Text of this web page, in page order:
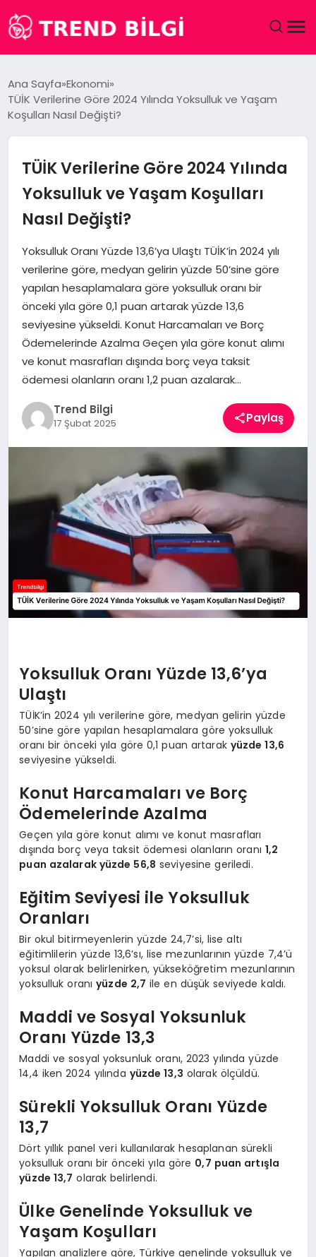
DÜNYA
MAGAZIN
SAĞLIK
SPOR
TEKNOLOJI
YAŞAM
Ana Sayfa Ekonomi
TÜİK Verilerine Göre 2024 Yılında Yoksulluk ve Yaşam
Koşulları Nasıl Değişti?
TÜİK Verilerine Göre 2024 Yılında
Yoksulluk ve Yaşam Koşulları
Nasıl Değişti?
Yoksulluk Oranı Yüzde 13,6’ya Ulaştı TÜİK’in 2024 yılı
verilerine göre, medyan gelirin yüzde 50’sine göre
yapılan hesaplamalara göre yoksulluk oranı bir
önceki yıla göre 0,1 puan artarak yüzde 13,6
seviyesine yükseldi. Konut Harcamaları ve Borç
Ödemelerinde Azalma Geçen yıla göre konut alımı
ve konut masrafları dışında borç veya taksit
ödemesi olanların oranı 1,2 puan azalarak…
Trend Bilgi
17 Şubat 2025 Paylaş
Yoksulluk Oranı Yüzde 13,6’ya
Ulaştı
TÜİK’in 2024 yılı verilerine göre, medyan gelirin yüzde
50’sine göre yapılan hesaplamalara göre yoksulluk
oranı bir önceki yıla göre 0,1 puan artarak yüzde 13,6
seviyesine yükseldi.
Konut Harcamaları ve Borç
Ödemelerinde Azalma
Geçen yıla göre konut alımı ve konut masrafları
dışında borç veya taksit ödemesi olanların oranı 1,2
puan azalarak yüzde 56,8 seviyesine geriledi.
Eğitim Seviyesi ile Yoksulluk
Oranları
Bir okul bitirmeyenlerin yüzde 24,7’si, lise altı
eğitimlilerin yüzde 13,6’sı, lise mezunlarının yüzde 7,4’ü
yoksul olarak belirlenirken, yükseköğretim mezunlarının
yoksulluk oranıyüzde 2,7 ile en düşük seviyede kaldı.
Maddi ve Sosyal Yoksunluk
Oranı Yüzde 13,3
Maddi ve sosyal yoksunluk oranı, 2023 yılında yüzde
14,4 iken 2024 yılında yüzde 13,3 olarak ölçüldü.
Sürekli Yoksulluk Oranı Yüzde
13,7
Dört yıllık panel veri kullanılarak hesaplanan sürekli
yoksulluk oranı bir önceki yıla göre 0,7 puan artışla
yüzde 13,7 olarak belirlendi.
Ülke Genelinde Yoksulluk ve
Yaşam Koşulları
Yapılan analizlere göre, Türkiye genelinde yoksulluk ve